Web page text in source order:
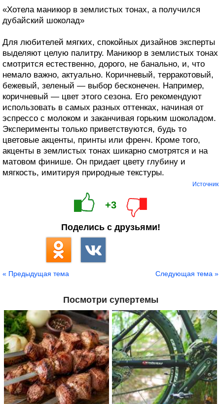
«Хотела маникюр в землистых тонах, а получился
дубайский шоколад»
Для любителей мягких, спокойных дизайнов эксперты
выделяют целую палитру. Маникюр в землистых тонах
смотрится естественно, дорого, не банально, и, что
немало важно, актуально. Коричневый, терракотовый,
бежевый, зеленый — выбор бесконечен. Например,
коричневый — цвет этого сезона. Его рекомендуют
использовать в самых разных оттенках, начиная от
эспрессо с молоком и заканчивая горьким шоколадом.
Эксперименты только приветствуются, будь то
цветовые акценты, принты или френч. Кроме того,
акценты в землистых тонах шикарно смотрятся и на
матовом финише. Он придает цвету глубину и
мягкость, имитируя природные текстуры.
Источник
+3
Поделись с друзьями!
« Предыдущая тема Следующая тема »
Посмотри супертемы